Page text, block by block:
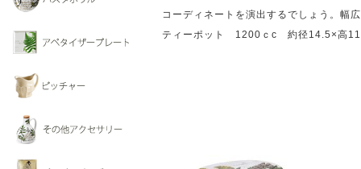
コーディネートを演出するでしょう。幅
ティーポット 1200ｃc 約径14.5×高